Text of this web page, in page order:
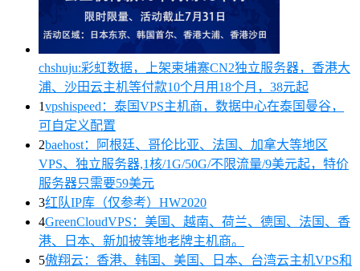
chshuju:彩虹数据，上架柬埔寨CN2独立服务器，香港大
浦、沙田云主机等付款10个月用18个月，38元起
1vpshispeed：泰国VPS主机商，数据中心在泰国曼谷，
可自定义配置
2baehost：阿根廷、哥伦比亚、法国、加拿大等地区
VPS、独立服务器,1核/1G/50G/不限流量/9美元起，特价
服务器只需要59美元
3红队IP库（仅参考）HW2020
4GreenCloudVPS：美国、越南、荷兰、德国、法国、香
港、日本、新加披等地老牌主机商。
5傲翔云：香港、韩国、美国、日本、台湾云主机VPS和